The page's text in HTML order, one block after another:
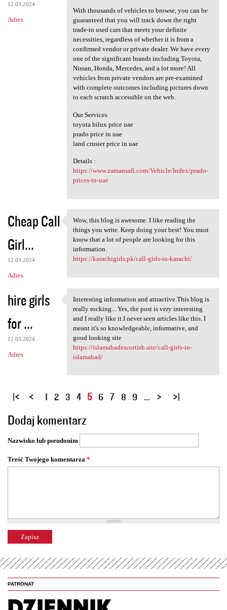
12.03.2024
Adres
With thousands of vehicles to browse, you can be
guaranteed that you will track down the right
trade-in used cars that meets your definite
necessities, regardless of whether it is from a
confirmed vendor or private dealer. We have every
one of the significant brands including Toyota,
Nissan, Honda, Mercedes, and a lot more! All
vehicles from private vendors are pre-examined
with complete outcomes including pictures down
to each scratch accessible on the web.
Our Services
toyota hilux price uae
prado price in uae
land crusier price in uae
Details :
https://www.zamansafi.com/Vehicle/Index/prado-
prices-in-uae
Cheap Call
Girl...
12.03.2024
Adres
Wow, this blog is awesome. I
Wow, this blog is awesome. I like reading the
things you write. Keep doing your best! You must
know that a lot of people are looking for this
information.
https://karachigirls.pk/call-girls-in-karachi/
hire girls
for ...
12.03.2024
Adres
Interesting information and
Interesting information and attractive.This blog is
really rocking... Yes, the post is very interesting
and I really like it.I never seen articles like this. I
meant it's so knowledgeable, informative, and
good looking site
https://islamabadescortisb.site/call-girls-in-
islamabad/
S
r
o
y
1 2 3 4 5 6 7 8 9 …
Dodaj komentarz
Nazwisko lub pseudonim
Treść Twojego komentarza *
PATRONAT